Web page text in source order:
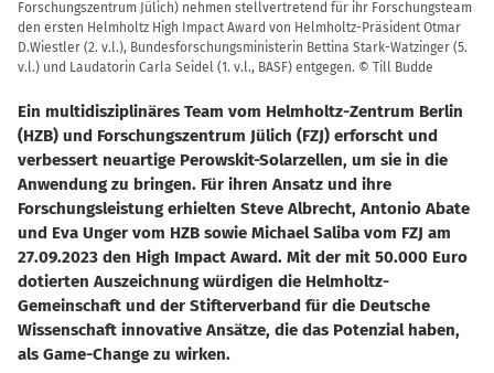
Forschungszentrum Jülich) nehmen stellvertretend für ihr Forschungsteam
den ersten Helmholtz High Impact Award von Helmholtz-Präsident Otmar
D.Wiestler (2. v.l.), Bundesforschungsministerin Bettina Stark-Watzinger (5.
v.l.) und Laudatorin Carla Seidel (1. v.l., BASF) entgegen. © Till Budde
Ein multidisziplinäres Team vom Helmholtz-Zentrum Berlin
(HZB) und Forschungszentrum Jülich (FZJ) erforscht und
verbessert neuartige Perowskit-Solarzellen, um sie in die
Anwendung zu bringen. Für ihren Ansatz und ihre
Forschungsleistung erhielten Steve Albrecht, Antonio Abate
und Eva Unger vom HZB sowie Michael Saliba vom FZJ am
27.09.2023 den High Impact Award. Mit der mit 50.000 Euro
dotierten Auszeichnung würdigen die Helmholtz-
Gemeinschaft und der Stifterverband für die Deutsche
Wissenschaft innovative Ansätze, die das Potenzial haben,
als Game-Change zu wirken.